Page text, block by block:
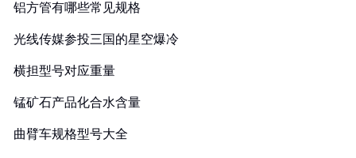
铝方管有哪些常见规格
光线传媒参投三国的星空爆冷
横担型号对应重量
锰矿石产品化合水含量
曲臂车规格型号大全